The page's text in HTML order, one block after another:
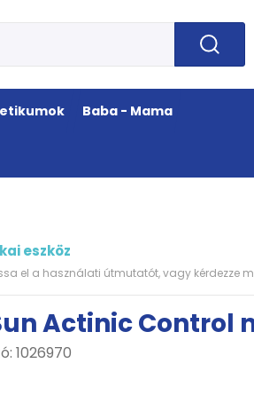
Baba - Mama
eszköz
el a használati útmutatót, vagy kérdezze
Actinic Control
1026970